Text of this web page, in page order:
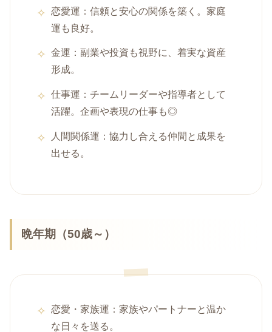
恋愛運：信頼と安心の関係を築く。家庭
運も良好。
金運：副業や投資も視野に、着実な資産
形成。
仕事運：チームリーダーや指導者として
活躍。企画や表現の仕事も◎
人間関係運：協力し合える仲間と成果を
出せる。
晩年期（50歳～）
恋愛・家族運：家族やパートナーと温か
な日々を送る。